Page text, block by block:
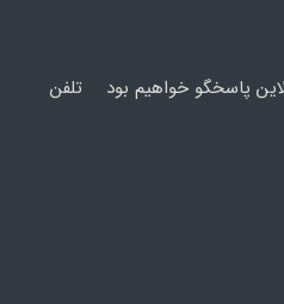
پاسخگو خواهیم بود تلفن